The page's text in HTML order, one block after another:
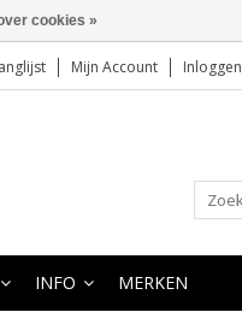
Mijn Account Inloggen
INFO MERKEN
cookies »